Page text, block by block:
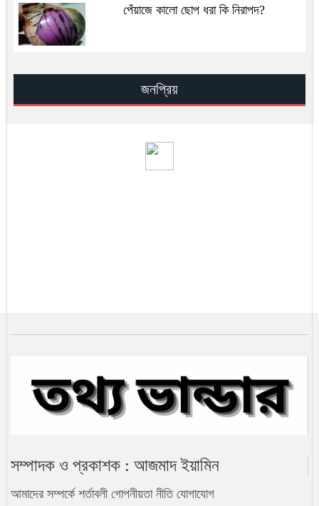
পেঁয়াজে কালো ছোপ ধরা কি নিরাপদ?
সহিহ হাদিসের আলোকে জান্নাতের সুসংবাদ
শনাক্তের রহস্য
নতুন মন্ত্রিসভার দায়িত্ব তালিকা
বিক্ষোভকারীদের ফাঁসি না দিতে ইরানকে
ট্রাম্পের হুঁশিয়ারি
জনপ্রিয়
সম্পাদক ও প্রকাশক : আজমাদ ইয়ামিন
আমাদের সম্পর্কে শর্তাবলী গোপনীয়তা নীতি যোগাযোগ